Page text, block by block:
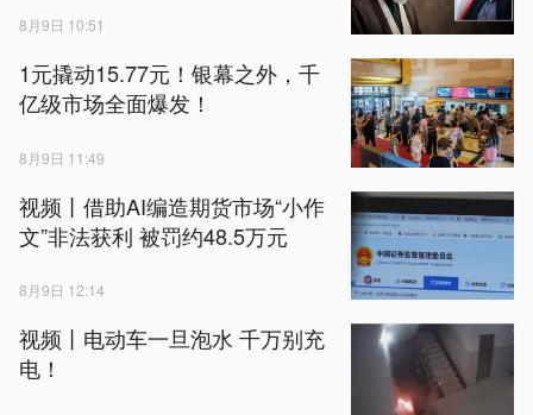
8月9日 10:51
1元撬动15.77元！银幕之外，千
亿级市场全面爆发！
8月9日 11:49
视频丨借助AI编造期货市场“小作
文”非法获利 被罚约48.5万元
8月9日 12:14
视频丨电动车一旦泡水 千万别充
电！